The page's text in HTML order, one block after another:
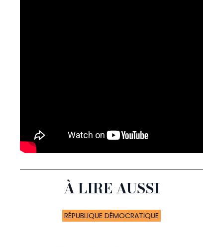
À LIRE AUSSI
RÉPUBLIQUE DÉMOCRATIQUE